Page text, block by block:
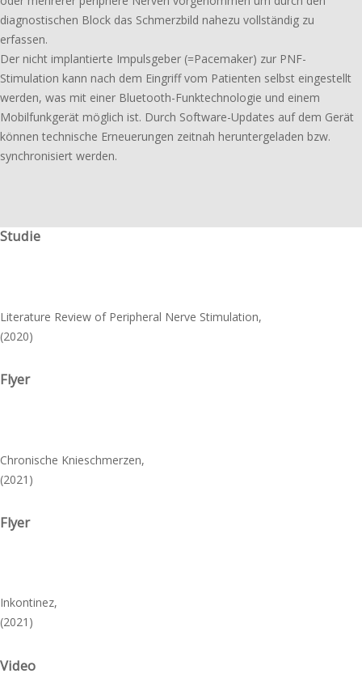
diagnos­ti­schen Block das Schmerzbild nahezu voll­stän­dig zu
erfassen.
Der nicht implan­tier­te Impulsgeber (=Pacemaker) zur PNF-
Stimulation kann nach dem Eingriff vom Patienten selbst einge­stellt
werden, was mit einer Bluetooth-Funktechnologie und einem
Mobilfunkgerät möglich ist. Durch Software-Updates auf dem Gerät
können tech­ni­sche Erneuerungen zeitnah herun­ter­ge­la­den bzw.
synchro­ni­siert werden.
Studie
Literature Review of Peripheral Nerve Stimulation,
(2020)
Flyer
Chronische Knieschmerzen,
(2021)
Flyer
Inkontinez,
(2021)
Video